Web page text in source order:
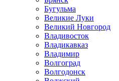
Бугульма
Великие Луки
Великий Новгород
Владивосток
Владикавказ
Владимир
Волгоград
Волгодонск